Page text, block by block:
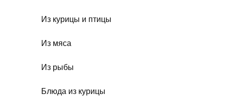
Из курицы и птицы
Из мяса
Из рыбы
Блюда из курицы